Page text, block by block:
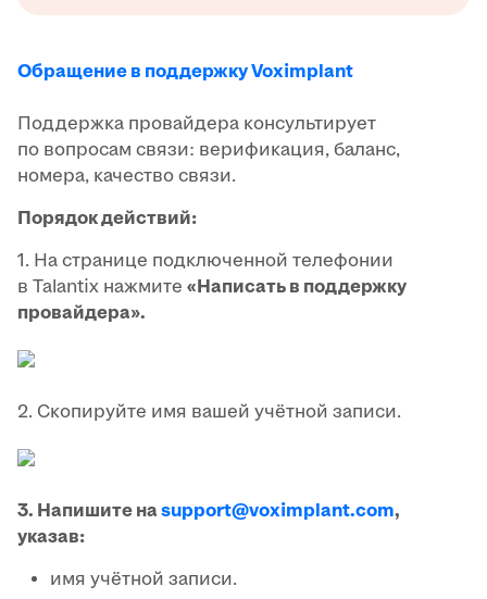
Обращение в поддержку Voximplant
Поддержка провайдера консультирует
по вопросам связи: верификация, баланс,
номера, качество связи.
Порядок действий:
1. На странице подключенной телефонии
в Talantix нажмите «Написать в поддержку
провайдера».
2. Скопируйте имя вашей учётной записи.
3. Напишите наsupport@voximplant.com,
указав:
имя учётной записи.